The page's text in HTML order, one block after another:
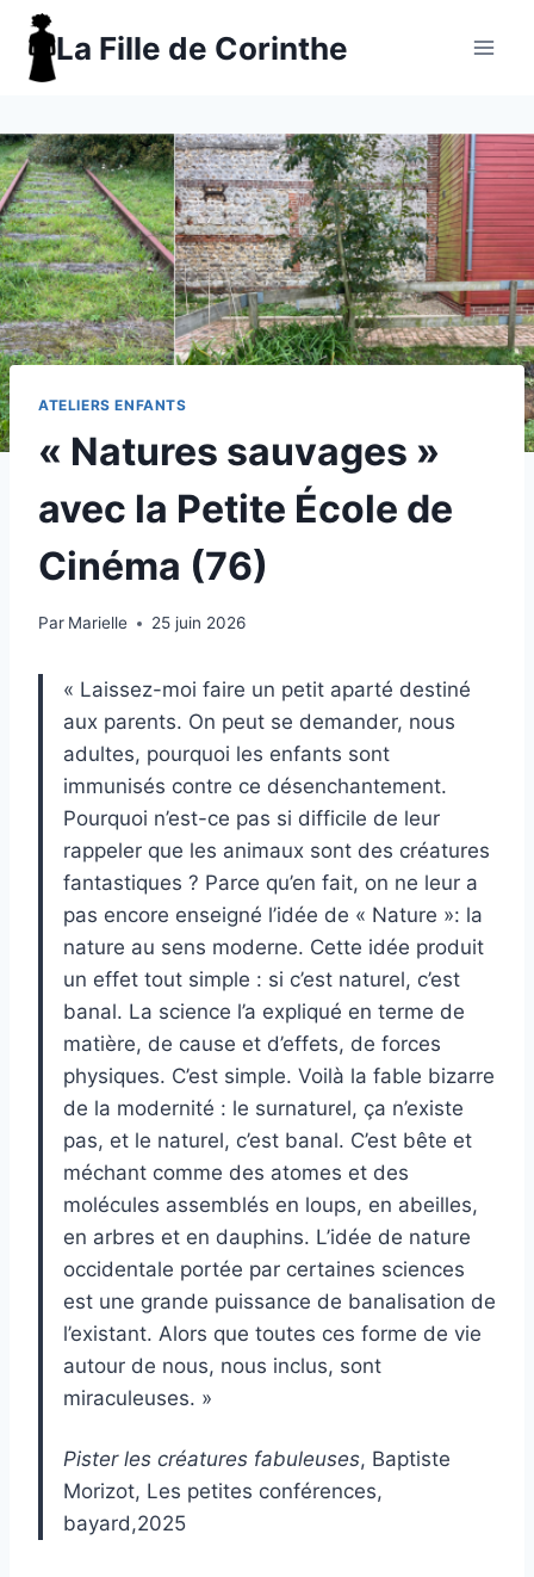
Aller
contenu
La Fille de Corinthe
ATELIERS ENFANTS
« Natures sauvages »
avec la Petite École de
Cinéma (76)
Par Marielle 25 juin 2026
« Laissez-moi faire un petit aparté destiné
aux parents. On peut se demander, nous
adultes, pourquoi les enfants sont
immunisés contre ce désenchantement.
Pourquoi n’est-ce pas si difficile de leur
rappeler que les animaux sont des créatures
fantastiques ? Parce qu’en fait, on ne leur a
pas encore enseigné l’idée de « Nature »: la
nature au sens moderne. Cette idée produit
un effet tout simple : si c’est naturel, c’est
banal. La science l’a expliqué en terme de
matière, de cause et d’effets, de forces
physiques. C’est simple. Voilà la fable bizarre
de la modernité : le surnaturel, ça n’existe
pas, et le naturel, c’est banal. C’est bête et
méchant comme des atomes et des
molécules assemblés en loups, en abeilles,
en arbres et en dauphins. L’idée de nature
occidentale portée par certaines sciences
est une grande puissance de banalisation de
l’existant. Alors que toutes ces forme de vie
autour de nous, nous inclus, sont
miraculeuses. »
Pister les créatures fabuleuses, Baptiste
Morizot, Les petites conférences,
bayard,2025